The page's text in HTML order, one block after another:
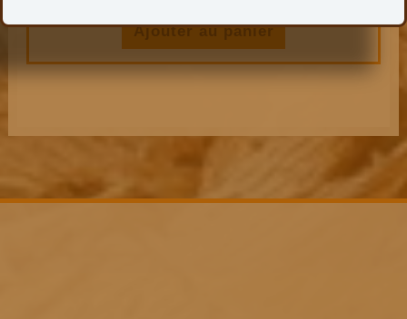
Ajouter au panier